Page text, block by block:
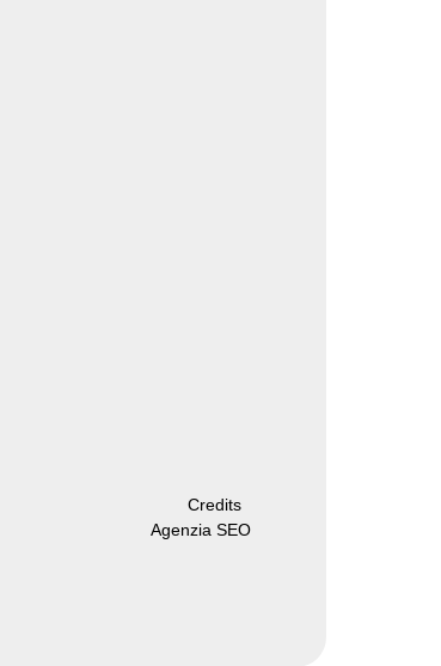
Credits
Agenzia SEO